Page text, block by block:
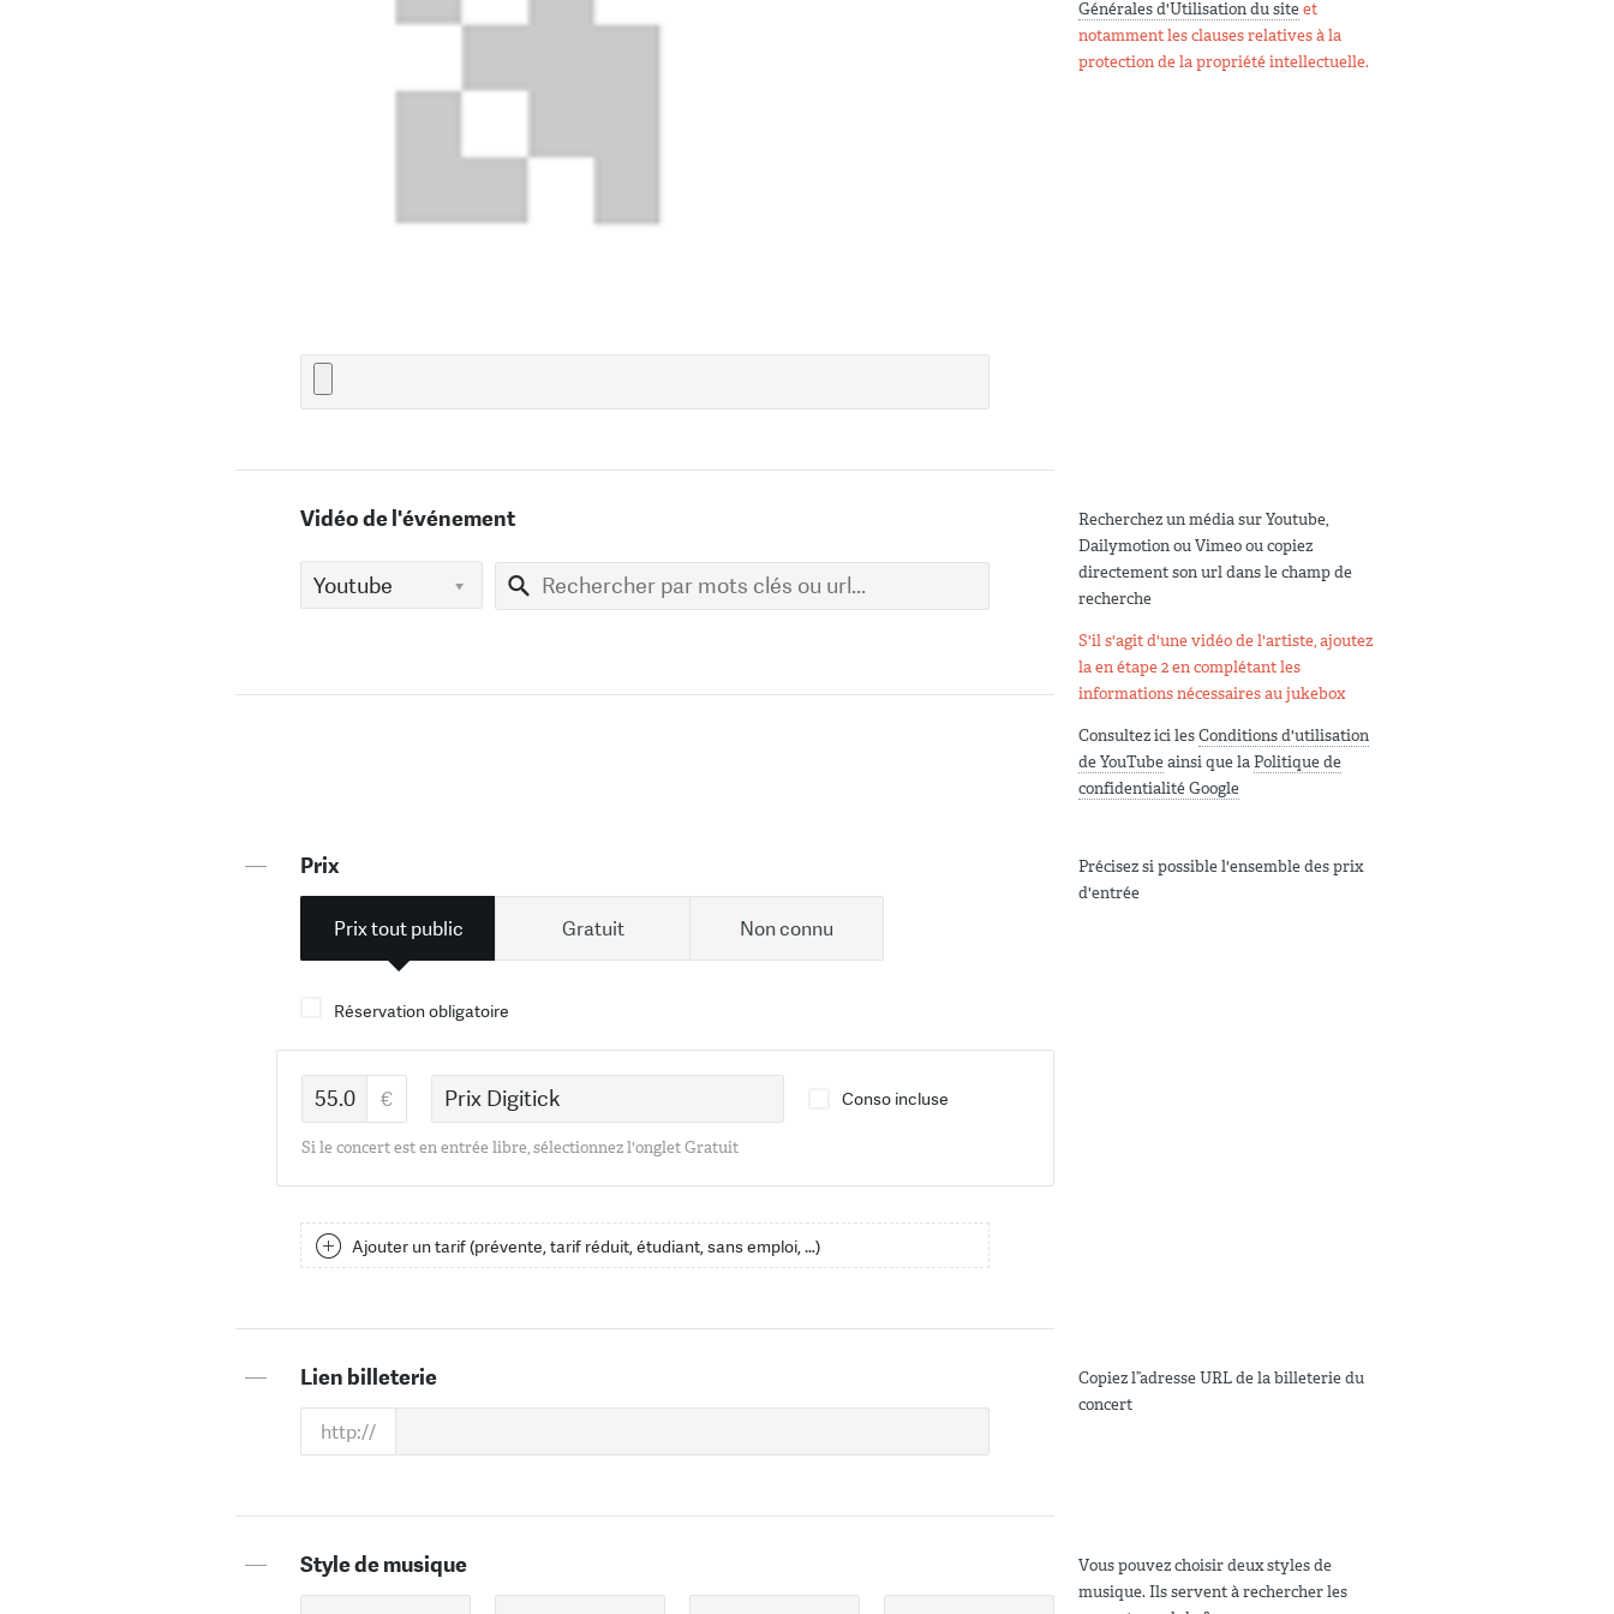
Générales d'Utilisation du siteet
notamment les clauses relatives à la
protection de la propriété intellectuelle.
Vidéo de l'événement
Recherchez un média sur Youtube,
Dailymotion ou Vimeo ou copiez
directement son url dans le champ de
recherche
S'il s'agit d'une vidéo de l'artiste, ajoutez
la en étape 2 en complétant les
informations nécessaires au jukebox
Consultez ici lesConditions d'utilisation
de YouTubeainsi que laPolitique de
confidentialité Google
— Prix
Prix tout public Gratuit Non connu
Réservation obligatoire
Conso incluse
Si le concert est en entrée libre, sélectionnez l'onglet Gratuit
Ajouter un tarif (prévente, tarif réduit, étudiant, sans emploi, …)
Précisez si possible l'ensemble des prix
d'entrée
— Lien billeterie
Copiez l”adresse URL de la billeterie du
concert
— Style de musique
Vous pouvez choisir deux styles de
musique. Ils servent à rechercher les